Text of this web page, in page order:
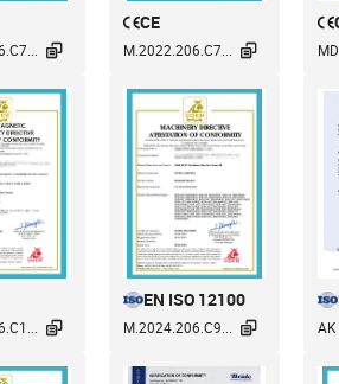

CE
M.2022.206.C7... 

EN ISO 12100
M.2024.206.C9... 